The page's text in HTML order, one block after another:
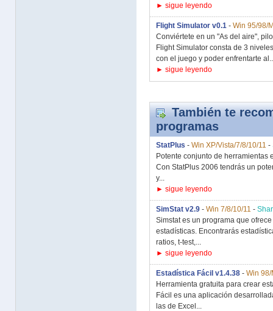
► sigue leyendo
Flight Simulator v0.1 - Win 95/98/
Conviértete en un "As del aire",
Flight Simulator consta de 3
con el juego y poder enfrentarte
► sigue leyendo
También te
programas
StatPlus - Win XP/Vista/7/8/10/11 -
Potente conjunto de herramientas
Con StatPlus 2006 tendrás un
y...
► sigue leyendo
SimStat v2.9 - Win 7/8/10/11 -
Simstat es un programa que
estadísticas. Encontrarás
ratios, t-test,...
► sigue leyendo
Estadística Fácil v1.4.38 - Win 98/
Herramienta gratuita para crear
Fácil es una aplicación
las de Excel...